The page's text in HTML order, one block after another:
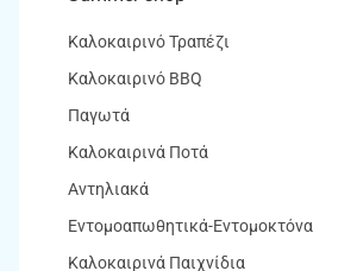
Καλοκαιρινό Τραπέζι
Καλοκαιρινό BBQ
Παγωτά
Καλοκαιρινά Ποτά
Αντηλιακά
Εντομοαπωθητικά-Εντομοκτόνα
Καλοκαιρινά Παιχνίδια